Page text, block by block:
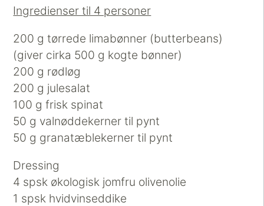
Ingredienser til 4 personer
200 g tørrede limabønner (butterbeans)
(giver cirka 500 g kogte bønner)
200 g rødløg
200 g julesalat
100 g frisk spinat
50 g valnøddekerner til pynt
50 g granatæblekerner til pynt
Dressing
4 spsk økologisk jomfru olivenolie
1 spsk hvidvinseddike